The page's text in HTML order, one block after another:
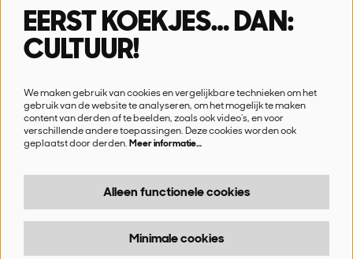
Volg ons
Schrijf je in voor onze nieuwsbrief
Ik wil nieuws!
EERST KOEKJES… DAN:
CULTUUR!
We maken gebruik van cookies en vergelijkbare technieken om het
gebruik van de website te analyseren, om het mogelijk te maken
content van derden af te beelden, zoals ook video’s, en voor
verschillende andere toepassingen. Deze cookies worden ook
geplaatst door derden.Meer informatie…
Alleen functionele cookies
Minimale cookies